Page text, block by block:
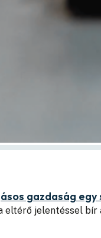
gazdaság
jelentéssel bír